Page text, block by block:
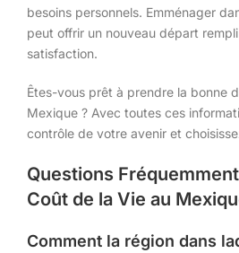
besoins personnels. Emménager
peut offrir un nouveau départ
satisfaction.
Êtes-vous prêt à prendre la bonne
Mexique ? Avec toutes ces
contrôle de votre avenir et
Questions
Coût de la Vie au
Comment la région dans